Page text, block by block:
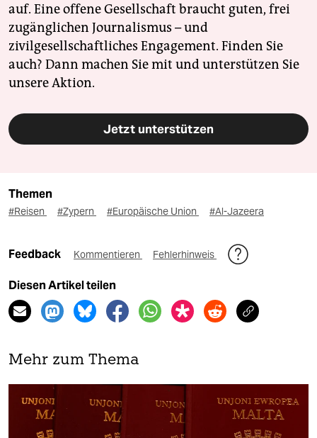
auf. Eine offene Gesellschaft braucht guten, frei
zugänglichen Journalismus – und
zivilgesellschaftliches Engagement. Finden Sie
auch? Dann machen Sie mit und unterstützen Sie
unsere Aktion.
Jetzt unterstützen
Themen
#Reisen #Zypern #Europäische Union #Al-Jazeera
Feedback Kommentieren Fehlerhinweis
Diesen Artikel teilen
Mehr zum Thema